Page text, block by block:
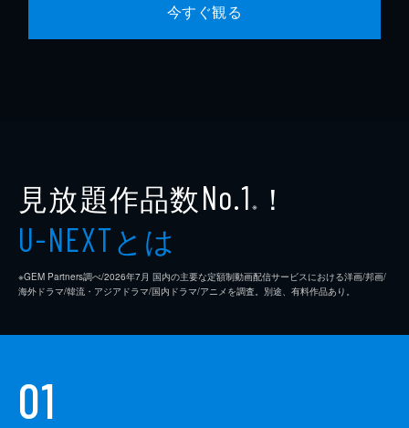
今すぐ観る
見放題作品数No.1 ※ ！
U-NEXTとは
※GEM Partners調べ/2026年7⽉ 国内の主要な定額制動画配信サービスにおける洋画/邦画/
海外ドラマ/韓流・アジアドラマ/国内ドラマ/アニメを調査。別途、有料作品あり。
01